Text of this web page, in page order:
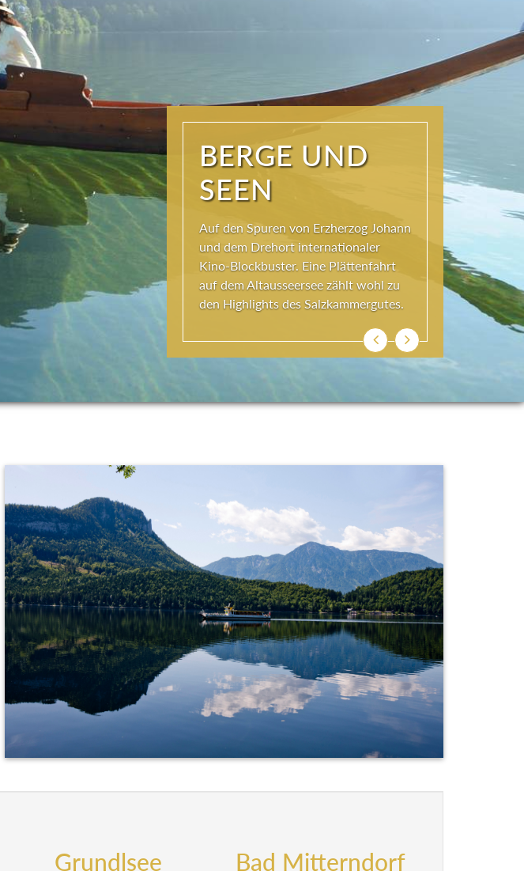
NATUR PUR
Ausseerland neue Kraft und viel
Inspiration. Das Wirkungsvermögen
kommt aus der Natur und ihren
ewigen Gestalten – den Bergen und
Seen.
Previous
Next
Grundlsee Bad Mitterndorf